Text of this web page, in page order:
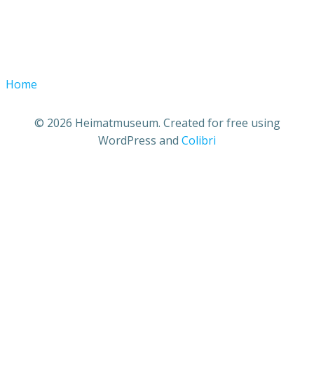
Home
© 2026 Heimatmuseum. Created for free using
WordPress and Colibri